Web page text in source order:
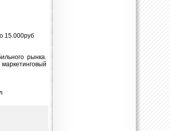
15.000руб
рынка.